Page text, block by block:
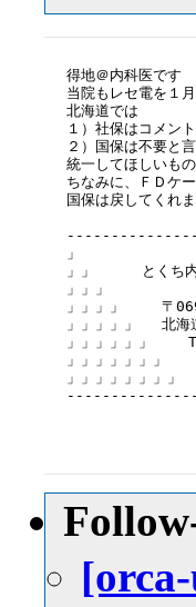
得地＠内科医です
当院もレセ電を１
北海道では
１）社保はコメン
２）国保は不要と
統一してほしいもの
ちなみに、ＦＤケ
国保は戻してくれま
」」  　　とくち
」」」
」」」
」」」」」 　
」」」」」」
」」」」」」
」」」」」